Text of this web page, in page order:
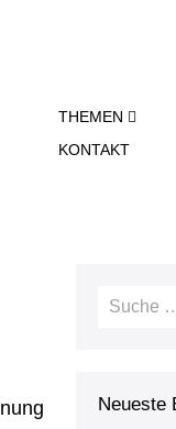
THEMEN
KONTAKT
Suche
Neueste